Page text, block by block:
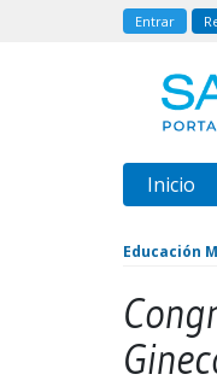
Entrar
Inicio
Educación